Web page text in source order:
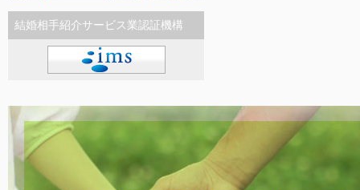
結婚相手紹介サービス業認証機構